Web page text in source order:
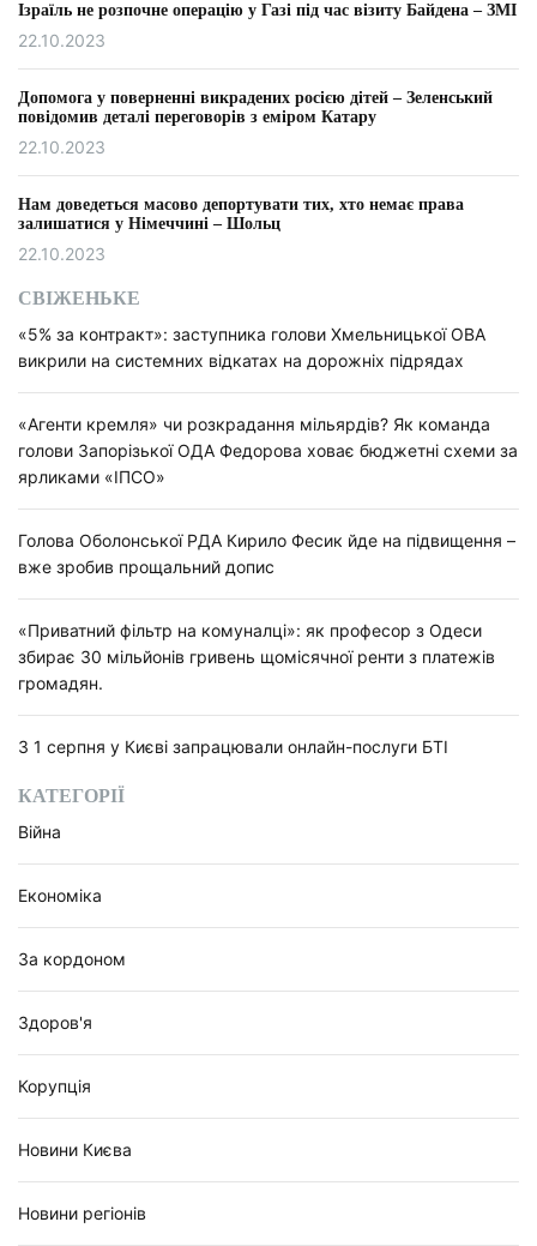
Ізраїль не розпочне операцію у Газі під час візиту Байдена – ЗМІ
22.10.2023
Допомога у поверненні викрадених росією дітей – Зеленський
повідомив деталі переговорів з еміром Катару
22.10.2023
Нам доведеться масово депортувати тих, хто немає права
залишатися у Німеччині – Шольц
22.10.2023
СВІЖЕНЬКЕ
«5% за контракт»: заступника голови Хмельницької ОВА
викрили на системних відкатах на дорожніх підрядах
«Агенти кремля» чи розкрадання мільярдів? Як команда
голови Запорізької ОДА Федорова ховає бюджетні схеми за
ярликами «ІПСО»
Голова Оболонської РДА Кирило Фесик йде на підвищення –
вже зробив прощальний допис
«Приватний фільтр на комуналці»: як професор з Одеси
збирає 30 мільйонів гривень щомісячної ренти з платежів
громадян.
З 1 серпня у Києві запрацювали онлайн-послуги БТІ
КАТЕГОРІЇ
Війна
Економіка
За кордоном
Здоров'я
Корупція
Новини Києва
Новини регіонів